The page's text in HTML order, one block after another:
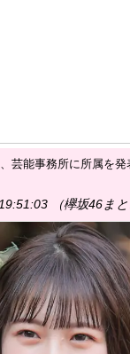
芸能事務所に所属を
（欅坂46ま